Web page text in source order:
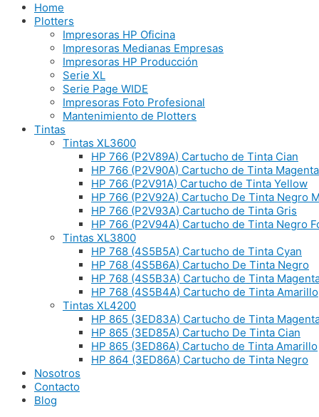
Home
Plotters
Impresoras HP Oficina
Impresoras Medianas Empresas
Impresoras HP Producción
Serie XL
Serie Page WIDE
Impresoras Foto Profesional
Mantenimiento de Plotters
Tintas
Tintas XL3600
HP 766 (P2V89A) Cartucho de Tinta Cian
HP 766 (P2V90A) Cartucho de Tinta Magenta
HP 766 (P2V91A) Cartucho de Tinta Yellow
HP 766 (P2V92A) Cartucho De Tinta Negro
HP 766 (P2V93A) Cartucho de Tinta Gris
HP 766 (P2V94A) Cartucho de Tinta Negro
Tintas XL3800
HP 768 (4S5B5A) Cartucho de Tinta Cyan
HP 768 (4S5B6A) Cartucho De Tinta Negro
HP 768 (4S5B3A) Cartucho de Tinta
HP 768 (4S5B4A) Cartucho de Tinta Amarillo
Tintas XL4200
HP 865 (3ED83A) Cartucho de Tinta
HP 865 (3ED85A) Cartucho De Tinta Cian
HP 865 (3ED86A) Cartucho de Tinta Amarillo
HP 864 (3ED86A) Cartucho de Tinta Negro
Nosotros
Contacto
Blog